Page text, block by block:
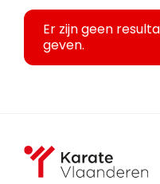
Er zijn geen
geven.